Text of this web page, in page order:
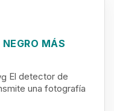
MÁS
El detector de
una fotografía